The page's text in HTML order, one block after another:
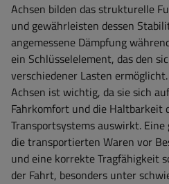
Achsen bilden das strukturelle
und gewährleisten dessen
angemessene Dämpfung
ein Schlüsselelement, das den
verschiedener Lasten
Achsen ist wichtig, da sie sich
Fahrkomfort und die Haltbarkeit
Transportsystems auswirkt.
die transportierten Waren vor
und eine korrekte Tragfähigkeit
der Fahrt, besonders unter